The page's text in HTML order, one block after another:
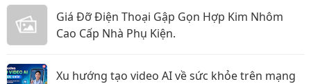
Giá Đỡ Điện Thoại Gập Gọn Hợp Kim Nhôm
Cao Cấp Nhà Phụ Kiện.
Xu hướng tạo video AI về sức khỏe trên mạng